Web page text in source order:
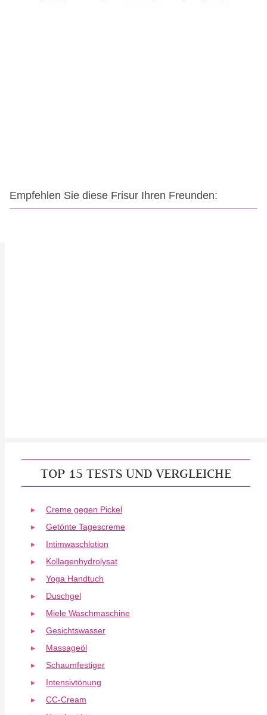
Empfehlen Sie diese Frisur Ihren Freunden:
TOP 15 TESTS UND VERGLEICHE
Creme gegen Pickel
Getönte Tagescreme
Intimwaschlotion
Kollagenhydrolysat
Yoga Handtuch
Duschgel
Miele Waschmaschine
Gesichtswasser
Massageöl
Schaumfestiger
Intensivtönung
CC-Cream